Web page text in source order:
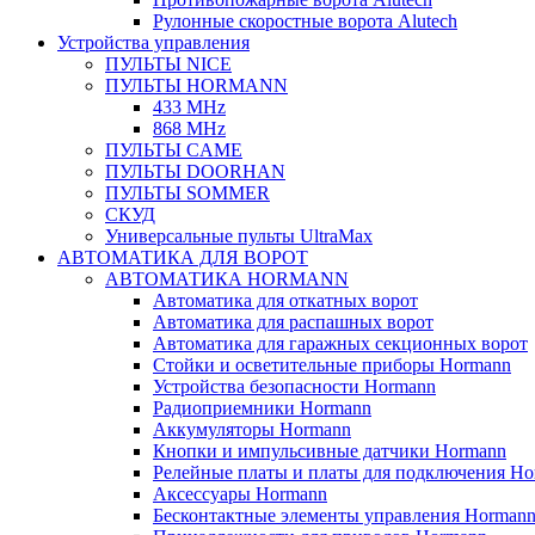
Рулонные скоростные ворота Alutech
Устройства управления
ПУЛЬТЫ NICE
ПУЛЬТЫ HORMANN
433 MHz
868 MHz
ПУЛЬТЫ CAME
ПУЛЬТЫ DOORHAN
ПУЛЬТЫ SOMMER
СКУД
Универсальные пульты UltraMax
АВТОМАТИКА ДЛЯ ВОРОТ
АВТОМАТИКА HORMANN
Автоматика для откатных ворот
Автоматика для распашных ворот
Автоматика для гаражных секционных ворот
Стойки и осветительные приборы Hormann
Устройства безопасности Hormann
Радиоприемники Hormann
Аккумуляторы Hormann
Кнопки и импульсивные датчики Hormann
Релейные платы и платы для подключения
Аксессуары Hormann
Бесконтактные элементы управления Hormann